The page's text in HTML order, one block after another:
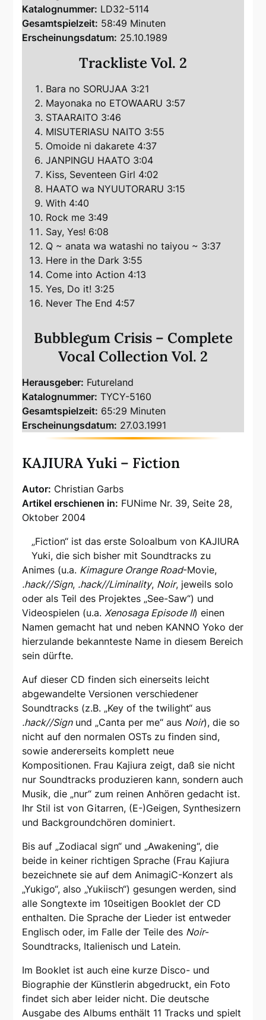
Katalognummer: LD32-5114
Gesamtspielzeit: 58:49 Minuten
Erscheinungsdatum: 25.10.1989
Trackliste Vol. 2
Bara no SORUJAA 3:21
Mayonaka no ETOWAARU 3:57
STAARAITO 3:46
MISUTERIASU NAITO 3:55
Omoide ni dakarete 4:37
JANPINGU HAATO 3:04
Kiss, Seventeen Girl 4:02
HAATO wa NYUUTORARU 3:15
With 4:40
Rock me 3:49
Say, Yes! 6:08
Q ~ anata wa watashi no taiyou ~ 3:37
Here in the Dark 3:55
Come into Action 4:13
Yes, Do it! 3:25
Never The End 4:57
Bubblegum Crisis – Complete
Vocal Collection Vol. 2
Herausgeber: Futureland
Katalognummer: TYCY-5160
Gesamtspielzeit: 65:29 Minuten
Erscheinungsdatum: 27.03.1991
KAJIURA Yuki – Fiction
Autor: Christian Garbs
Artikel erschienen in: FUNime Nr. 39, Seite 28,
Oktober 2004
„Fiction“ ist das erste Soloalbum von KAJIURA
Yuki, die sich bisher mit Soundtracks zu
Animes (u.a. Kimagure Orange Road-Movie,
.hack//Sign, .hack//Liminality, Noir, jeweils solo
oder als Teil des Projektes „See-Saw“) und
Videospielen (u.a. Xenosaga Episode II) einen
Namen gemacht hat und neben KANNO Yoko der
hierzulande bekannteste Name in diesem Bereich
sein dürfte.
Auf dieser CD finden sich einerseits leicht
abgewandelte Versionen verschiedener
Soundtracks (z.B. „Key of the twilight“ aus
.hack//Signund „Canta per me“ aus Noir), die so
nicht auf den normalen OSTs zu finden sind,
sowie andererseits komplett neue
Kompositionen. Frau Kajiura zeigt, daß sie nicht
nur Soundtracks produzieren kann, sondern auch
Musik, die „nur“ zum reinen Anhören gedacht ist.
Ihr Stil ist von Gitarren, (E-)Geigen, Synthesizern
und Backgroundchören dominiert.
Bis auf „Zodiacal sign“ und „Awakening“, die
beide in keiner richtigen Sprache (Frau Kajiura
bezeichnete sie auf dem AnimagiC-Konzert als
„Yukigo“, also „Yukiisch“) gesungen werden, sind
alle Songtexte im 10seitigen Booklet der CD
enthalten. Die Sprache der Lieder ist entweder
Englisch oder, im Falle der Teile des Noir-
Soundtracks, Italienisch und Latein.
Im Booklet ist auch eine kurze Disco- und
Biographie der Künstlerin abgedruckt, ein Foto
findet sich aber leider nicht. Die deutsche
Ausgabe des Albums enthält 11 Tracks und spielt